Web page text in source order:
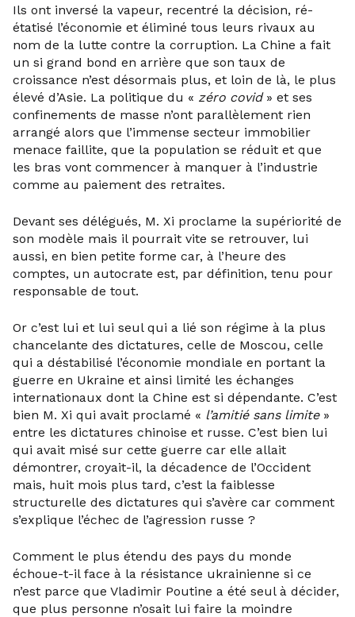
Ils ont inversé la vapeur, recentré la décision, ré-
étatisé l’économie et éliminé tous leurs rivaux au
nom de la lutte contre la corruption. La Chine a fait
un si grand bond en arrière que son taux de
croissance n’est désormais plus, et loin de là, le plus
élevé d’Asie. La politique du « zéro covid» et ses
confinements de masse n’ont parallèlement rien
arrangé alors que l’immense secteur immobilier
menace faillite, que la population se réduit et que
les bras vont commencer à manquer à l’industrie
comme au paiement des retraites.
Devant ses délégués, M. Xi proclame la supériorité de
son modèle mais il pourrait vite se retrouver, lui
aussi, en bien petite forme car, à l’heure des
comptes, un autocrate est, par définition, tenu pour
responsable de tout.
Or c’est lui et lui seul qui a lié son régime à la plus
chancelante des dictatures, celle de Moscou, celle
qui a déstabilisé l’économie mondiale en portant la
guerre en Ukraine et ainsi limité les échanges
internationaux dont la Chine est si dépendante. C’est
bien M. Xi qui avait proclamé « l’amitié sans limite»
entre les dictatures chinoise et russe. C’est bien lui
qui avait misé sur cette guerre car elle allait
démontrer, croyait-il, la décadence de l’Occident
mais, huit mois plus tard, c’est la faiblesse
structurelle des dictatures qui s’avère car comment
s’explique l’échec de l’agression russe ?
Comment le plus étendu des pays du monde
échoue-t-il face à la résistance ukrainienne si ce
n’est parce que Vladimir Poutine a été seul à décider,
que plus personne n’osait lui faire la moindre